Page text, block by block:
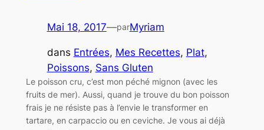
Mai 18, 2017—parMyriam
dans Entrées, Mes Recettes, Plat
Poissons, Sans Gluten
Le poisson cru, c’est mon péché mignon (avec les
fruits de mer). Aussi, quand je trouve du bon poisson
frais je ne résiste pas à l’envie le transformer en
tartare, en carpaccio ou en ceviche. Je vous ai déjà